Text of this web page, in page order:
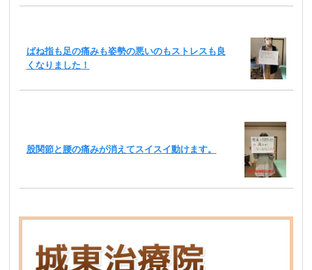
ばね指も足の痛みも姿勢の悪いのもストレスも良
くなりました！
股関節と腰の痛みが消えてスイスイ動けます。